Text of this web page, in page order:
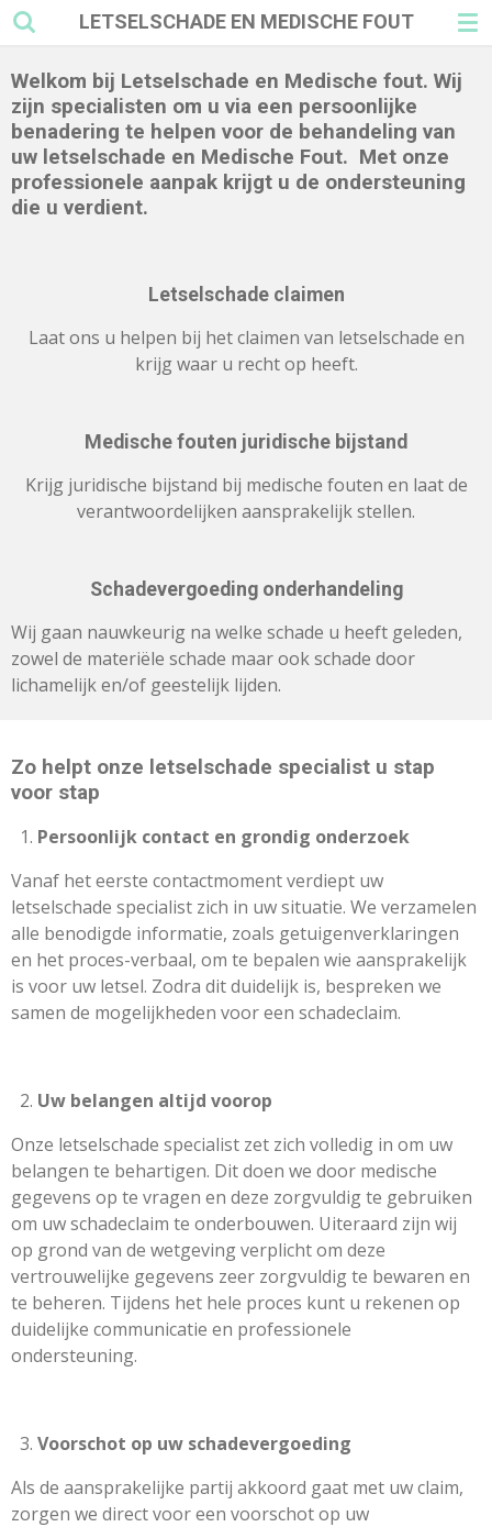
Ga
naar
de
hoofdinhoud
LETSELSCHADE EN MEDISCHE FOUT
Welkom bij Letselschade en Medische fout. Wij
zijn specialisten om u via een persoonlijke
benadering te helpen voor de behandeling van
uw letselschade en Medische Fout. Met onze
professionele aanpak krijgt u de ondersteuning
die u verdient.
Letselschade claimen
Laat ons u helpen bij het claimen van letselschade en
krijg waar u recht op heeft.
Medische fouten juridische bijstand
Krijg juridische bijstand bij medische fouten en laat de
verantwoordelijken aansprakelijk stellen.
Schadevergoeding onderhandeling
Wij gaan nauwkeurig na welke schade u heeft geleden,
zowel de materiële schade maar ook schade door
lichamelijk en/of geestelijk lijden.
Zo helpt onze letselschade specialist u stap
voor stap
Persoonlijk contact en grondig onderzoek
Vanaf het eerste contactmoment verdiept uw
letselschade specialist zich in uw situatie. We verzamelen
alle benodigde informatie, zoals getuigenverklaringen
en het proces-verbaal, om te bepalen wie aansprakelijk
is voor uw letsel. Zodra dit duidelijk is, bespreken we
samen de mogelijkheden voor een schadeclaim.
Uw belangen altijd voorop
Onze letselschade specialist zet zich volledig in om uw
belangen te behartigen. Dit doen we door medische
gegevens op te vragen en deze zorgvuldig te gebruiken
om uw schadeclaim te onderbouwen. Uiteraard zijn wij
op grond van de wetgeving verplicht om deze
vertrouwelijke gegevens zeer zorgvuldig te bewaren en
te beheren. Tijdens het hele proces kunt u rekenen op
duidelijke communicatie en professionele
ondersteuning.
Voorschot op uw schadevergoeding
Als de aansprakelijke partij akkoord gaat met uw claim,
zorgen we direct voor een voorschot op uw